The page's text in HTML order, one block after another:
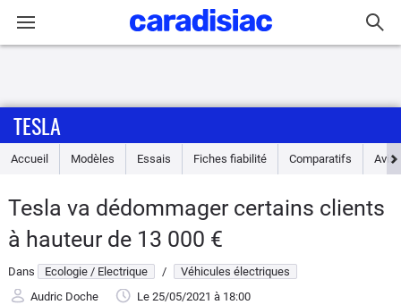
Accueil
Essais
Guide
d'achat
TESLA
Accueil Modèles Essais Fiches fiabilité Comparatifs Avis
Tesla va dédommager certains clients
à hauteur de 13 000 €
Dans Ecologie / Electrique /
Véhicules électriques
Audric Doche
Le 25/05/2021 à 18:00